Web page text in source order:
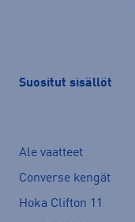
Suositut sisällöt
Ale vaatteet
Converse kengät
Hoka Clifton 11